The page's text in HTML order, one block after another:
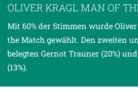
OLIVER KRAGL MAN OF
Mit 60% der Stimmen wurde
the Match gewählt. Den zweiten
belegten Gernot Trauner (20%)
(13%).